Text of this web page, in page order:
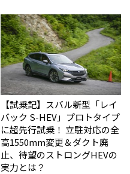
【試乗記】スバル新型「レイ
バック S-HEV」プロトタイプ
に超先行試乗！ 立駐対応の全
高1550mm変更＆ダクト廃
止、待望のストロングHEVの
実力とは？